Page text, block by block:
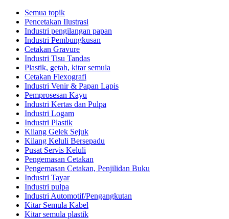
Semua topik
Pencetakan Ilustrasi
Industri pengilangan papan
Industri Pembungkusan
Cetakan Gravure
Industri Tisu Tandas
Plastik, getah, kitar semula
Cetakan Flexografi
Industri Venir & Papan Lapis
Pemprosesan Kayu
Industri Kertas dan Pulpa
Industri Logam
Industri Plastik
Kilang Gelek Sejuk
Kilang Keluli Bersepadu
Pusat Servis Keluli
Pengemasan Cetakan
Pengemasan Cetakan, Penjilidan Buku
Industri Tayar
Industri pulpa
Industri Automotif/Pengangkutan
Kitar Semula Kabel
Kitar semula plastik